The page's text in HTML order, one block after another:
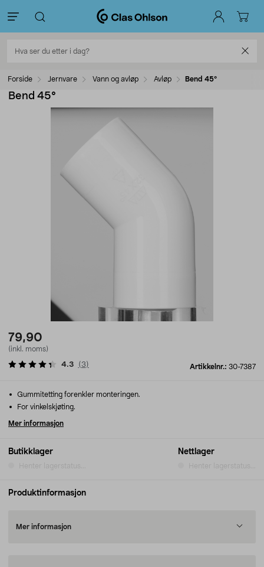
Forside Jernvare Vann og avløp Avløp Bend 45°
Bend 45°
79,90
(inkl. moms)
Artikkelnr.: 30-7387
4.3 (3)
Butikklager
Henter lagerstatus...
Nettlager
Henter lagerstatus...
Gummitetting forenkler monteringen.
For vinkelskjøting.
Mer informasjon
Produktinformasjon
Mer informasjon